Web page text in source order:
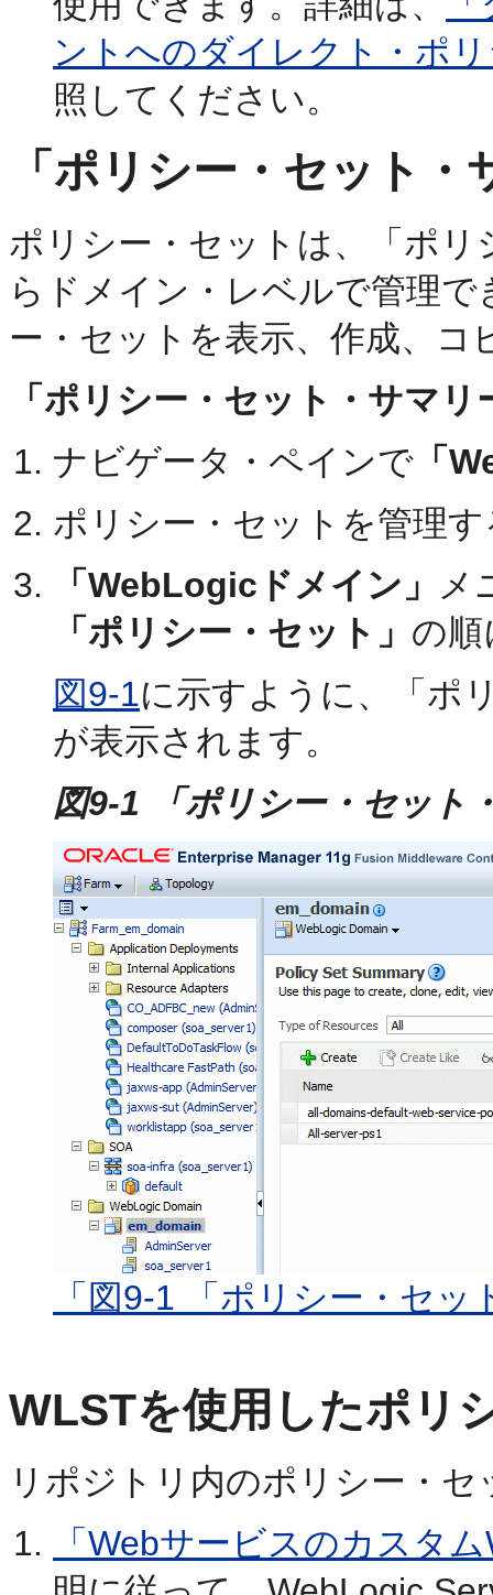
ントへのダイレクト・ポ
照してください。
「ポリシー・セット
ポリシー・セットは、「ポ
らドメイン・レベルで管理
ー・セットを表示、作成、コ
「ポリシー・セット・サマ
ナビゲータ・ペインで 「
ポリシー・セットを管理
「WebLogicドメイン」
メ
「ポリシー・セット」 の順
図9-1に示すように、
「ポ
が表示されます。
図9-1 「ポリシー・セット
「図9-1 「ポリシー・セ
WLSTを使用したポリ
リポジトリ内のポリシー・
「Webサービスのカスタ